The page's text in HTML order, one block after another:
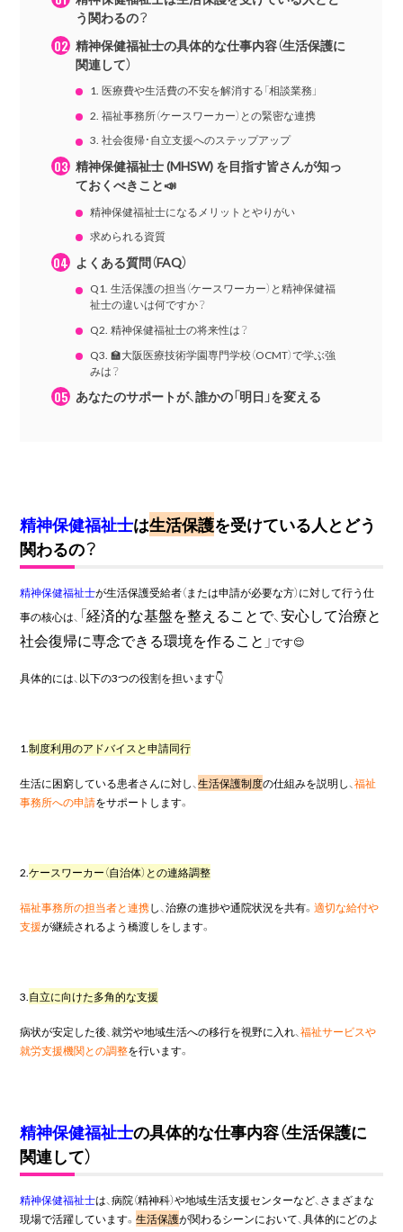
う関わるの？
精神保健福祉士の具体的な仕事内容（生活保護に
関連して）
1. 医療費や生活費の不安を解消する「相談業務」
2. 福祉事務所（ケースワーカー）との緊密な連携
3. 社会復帰・自立支援へのステップアップ
精神保健福祉士 (MHSW) を目指す皆さんが知っ
ておくべきこと📣
精神保健福祉士になるメリットとやりがい
求められる資質
よくある質問（FAQ）
Q1. 生活保護の担当（ケースワーカー）と精神保健福
祉士の違いは何ですか？
Q2. 精神保健福祉士の将来性は？
Q3. 🏫大阪医療技術学園専門学校（OCMT）で学ぶ強
みは？
あなたのサポートが、誰かの「明日」を変える
精神保健福祉士は生活保護を受けている人とどう
関わるの？
精神保健福祉士が生活保護受給者（または申請が必要な方）に対して行う仕
事の核心は、 「経済的な基盤を整えることで、安心して治療と
社会復帰に専念できる環境を作ること」です😌
具体的には、以下の3つの役割を担います👇
1.制度利用のアドバイスと申請同行
生活に困窮している患者さんに対し、生活保護制度の仕組みを説明し、福祉
事務所への申請をサポートします。
2.ケースワーカー（自治体）との連絡調整
福祉事務所の担当者と連携し、治療の進捗や通院状況を共有。適切な給付や
支援が継続されるよう橋渡しをします。
3.自立に向けた多角的な支援
病状が安定した後、就労や地域生活への移行を視野に入れ、福祉サービスや
就労支援機関との調整を行います。
精神保健福祉士の具体的な仕事内容（生活保護に
関連して）
精神保健福祉士は、病院（精神科）や地域生活支援センターなど、さまざまな
現場で活躍しています。生活保護が関わるシーンにおいて、具体的にどのよ